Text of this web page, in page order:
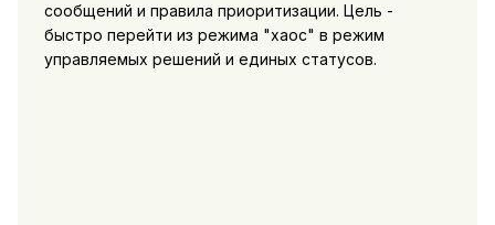
сообщений и правила приоритизации. Цель -
быстро перейти из режима "хаос" в режим
управляемых решений и единых статусов.